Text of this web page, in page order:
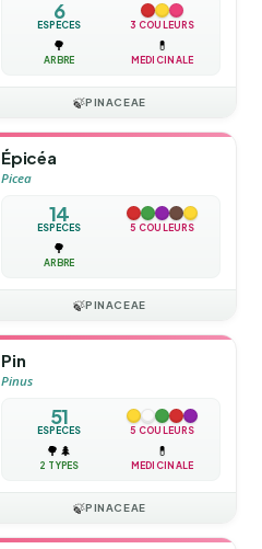
6
ESPÈCES 3 COULEURS
🌳
ARBRE
💊
MÉDICINALE
🍃PINACEAE
Épicéa
Picea
14
ESPÈCES 5 COULEURS
🌳
ARBRE
🍃PINACEAE
Pin
Pinus
51
ESPÈCES 5 COULEURS
🌳 🌲
2 TYPES
💊
MÉDICINALE
🍃PINACEAE